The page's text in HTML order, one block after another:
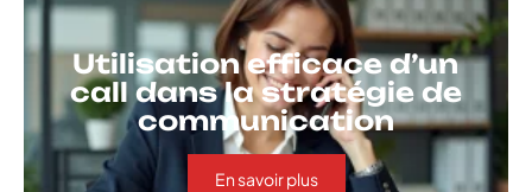
Utilisation efficace d’un
call dans la stratégie de
communication
En savoir plus